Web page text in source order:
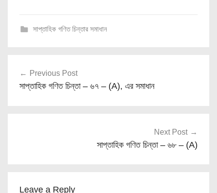
সাপ্তাহিক গণিত চিন্তার সমাধান
navigation
Previous Post
সাপ্তাহিক গণিত চিন্তা – ৬৭ – (A), এর সমাধান
Next Post
সাপ্তাহিক গণিত চিন্তা – ৬৮ – (A)
Leave a Reply